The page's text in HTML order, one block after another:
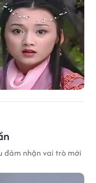
đảm nhận vai trò mới